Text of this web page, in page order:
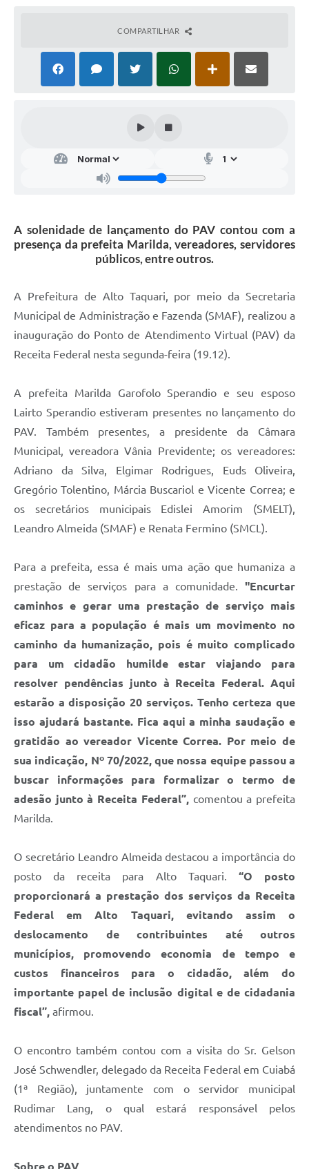
COMPARTILHAR
A solenidade de lançamento do PAV contou com a
presença da prefeita Marilda, vereadores, servidores
públicos, entre outros.
A Prefeitura de Alto Taquari, por meio da Secretaria
Municipal de Administração e Fazenda (SMAF), realizou a
inauguração do Ponto de Atendimento Virtual (PAV) da
Receita Federal nesta segunda-feira (19.12).
A prefeita Marilda Garofolo Sperandio e seu esposo
Lairto Sperandio estiveram presentes no lançamento do
PAV. Também presentes, a presidente da Câmara
Municipal, vereadora Vânia Previdente; os vereadores:
Adriano da Silva, Elgimar Rodrigues, Euds Oliveira,
Gregório Tolentino, Márcia Buscariol e Vicente Correa; e
os secretários municipais Edislei Amorim (SMELT),
Leandro Almeida (SMAF) e Renata Fermino (SMCL).
Para a prefeita, essa é mais uma ação que humaniza a
prestação de serviços para a comunidade.
"Encurtar
caminhos e gerar uma prestação de serviço mais
eficaz para a população é mais um movimento no
caminho da humanização, pois é muito complicado
para um cidadão humilde estar viajando para
resolver pendências junto à Receita Federal. Aqui
estarão a disposição 20 serviços. Tenho certeza que
isso ajudará bastante. Fica aqui a minha saudação e
gratidão ao vereador Vicente Correa. Por meio de
sua indicação, Nº 70/2022, que nossa equipe passou a
buscar informações para formalizar o termo de
adesão junto à Receita Federal”, comentou a prefeita
Marilda.
O secretário Leandro Almeida destacou a importância do
posto da receita para Alto Taquari. “O posto
proporcionará a prestação dos serviços da Receita
Federal em Alto Taquari, evitando assim o
deslocamento de contribuintes até outros
municípios, promovendo economia de tempo e
custos financeiros para o cidadão, além do
importante papel de inclusão digital e de cidadania
fiscal”, afirmou.
O encontro também contou com a visita do Sr. Gelson
José Schwendler, delegado da Receita Federal em Cuiabá
(1ª Região), juntamente com o servidor municipal
Rudimar Lang, o qual estará responsável pelos
atendimentos no PAV.
Sobre o PAV